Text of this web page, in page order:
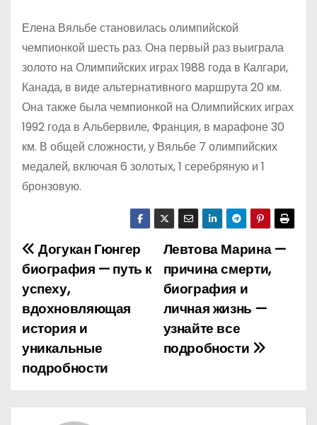
Елена Вяльбе становилась олимпийской
чемпионкой шесть раз. Она первый раз выиграла
золото на Олимпийских играх 1988 года в Калгари,
Канада, в виде альтернативного маршрута 20 км.
Она также была чемпионкой на Олимпийских играх
1992 года в Альбервиле, Франция, в марафоне 30
км. В общей сложности, у Вяльбе 7 олимпийских
медалей, включая 6 золотых, 1 серебряную и 1
бронзовую.
Н
а
в
и
г
а
Левтова Марина —
причина смерти,
биография и
личная жизнь —
узнайте все
подробности
Догукан Гюнгер
биография — путь к
успеху,
вдохновляющая
история и
уникальные
подробности